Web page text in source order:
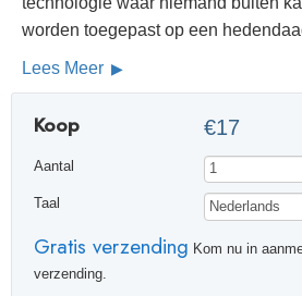
worden toegepast op een
Lees Meer
Koop €17
Aantal
Taal
Gratis verzending Kom nu in
verzending.